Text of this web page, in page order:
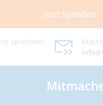
Jetzt Spenden
sprechen?